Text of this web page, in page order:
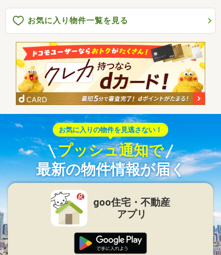
お気に入り物件一覧を見る
お気に入りの物件を見逃さない！
プッシュ通知で
最新の物件情報が届く
goo住宅・不動産
アプリ